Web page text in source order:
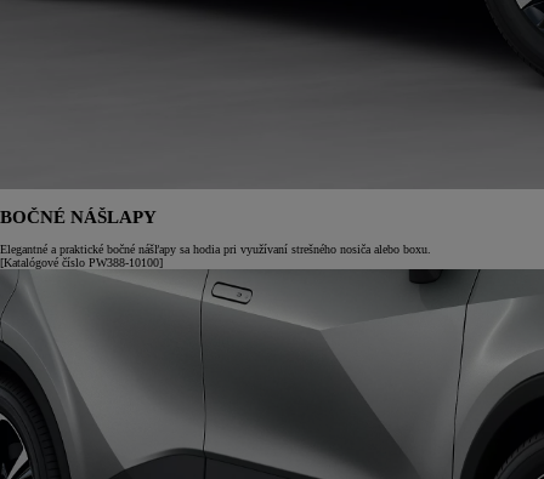
BOČNÉ NÁŠLAPY
Elegantné a praktické bočné nášľapy sa hodia pri využívaní strešného nosiča alebo boxu.
[Katalógové číslo PW388-10100]